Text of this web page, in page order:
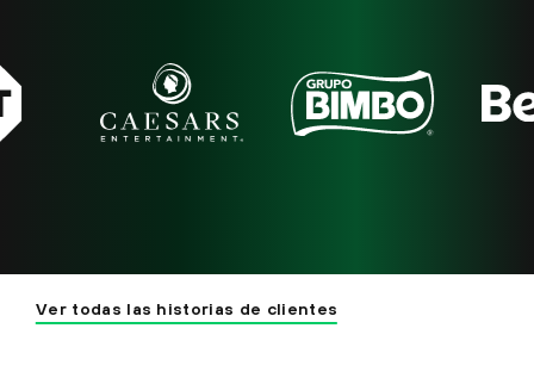
Ver todas las historias de clientes